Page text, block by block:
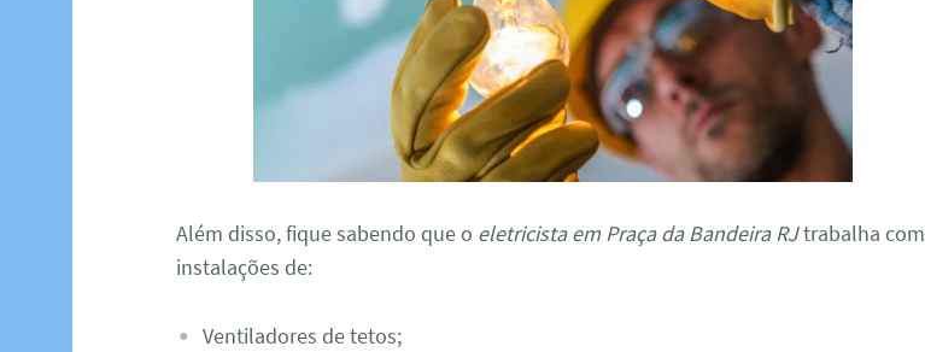
Além disso, fique sabendo que o eletricista em Praça da Bandeira RJtrabalha com
instalações de:
Ventiladores de tetos;